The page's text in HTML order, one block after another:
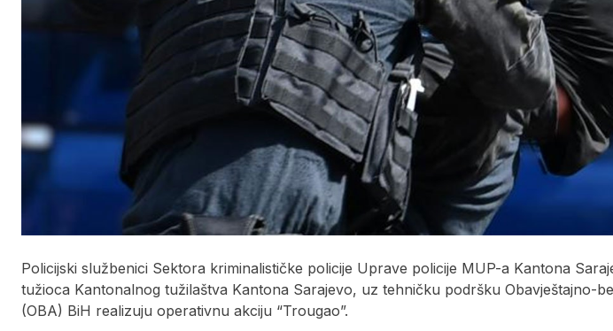
Policijski službenici Sektora kriminalističke policije Uprave policije MUP-a Kantona
tužioca Kantonalnog tužilaštva Kantona Sarajevo, uz tehničku podršku Obavještajno-
(OBA) BiH realizuju operativnu akciju “Trougao”.